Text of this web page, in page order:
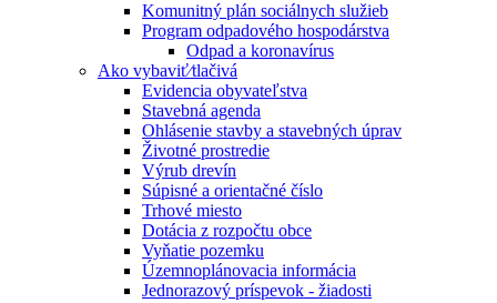
Komunitný plán sociálnych služieb
Program odpadového hospodárstva
Odpad a koronavírus
Ako vybaviť⁄tlačivá
Evidencia obyvateľstva
Stavebná agenda
Ohlásenie stavby a stavebných úprav
Životné prostredie
Výrub drevín
Súpisné a orientačné číslo
Trhové miesto
Dotácia z rozpočtu obce
Vyňatie pozemku
Územnoplánovacia informácia
Jednorazový príspevok - žiadosti